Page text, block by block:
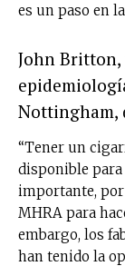
es un paso en
John
Nottingham,
“Tener un
disponible
importante,
MHRA para
embargo, los
han tenido la